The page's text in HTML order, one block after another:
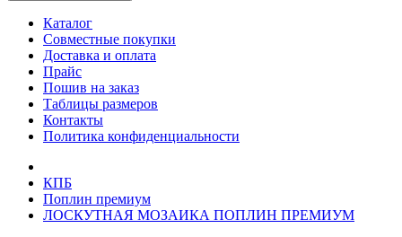
Каталог
Совместные покупки
Доставка и оплата
Прайс
Пошив на заказ
Таблицы размеров
Контакты
Политика конфиденциальности
КПБ
Поплин премиум
ЛОСКУТНАЯ МОЗАИКА ПОПЛИН ПРЕМИУМ